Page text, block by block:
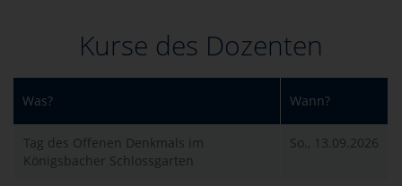
Kurse des Dozenten
Was? Wann?
Tag des Offenen Denkmals im
Königsbacher Schlossgarten
So., 13.09.2026